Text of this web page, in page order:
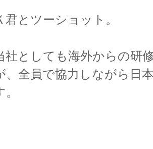
君とツーショット。
社としても海外からの研
、全員で協力しながら日